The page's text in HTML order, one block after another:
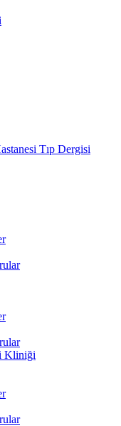
Tıp Dergisi
Kliniği